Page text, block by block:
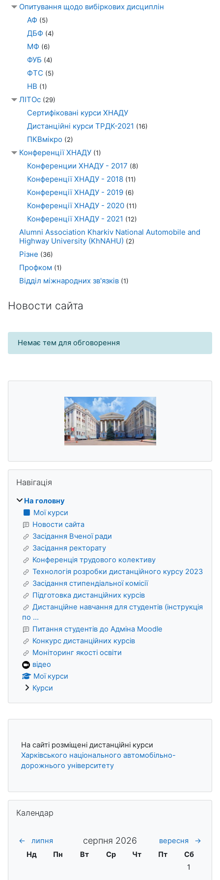
Опитування щодо вибіркових дисциплін
АФ (5)
ДБФ (4)
МФ (6)
ФУБ (4)
ФТС (5)
НВ (1)
ЛІТОс (29)
Сертифіковані курси ХНАДУ
Дистанційні курси ТРДК-2021 (16)
ПКВмікро (2)
Конференції ХНАДУ (1)
Конференции ХНАДУ - 2017 (8)
Конференції ХНАДУ - 2018 (11)
Конференції ХНАДУ - 2019 (6)
Конференції ХНАДУ - 2020 (11)
Конференції ХНАДУ - 2021 (12)
Alumni Association Kharkiv National Automobile and
Highway University (KhNAHU) (2)
Різне (36)
Профком (1)
Відділ міжнародних зв'язків (1)
Новости сайта
Немає тем для обговорення
Блоки
Навігація
На головну
Мої курси
Новости сайта
Засідання Вченої ради
Засідання ректорату
Конференція трудового колективу
Технологія розробки дистанційного курсу 2023
Засідання стипендіальної комісії
Підготовка дистанційних курсів
Дистанційне навчання для студентів (інструкція
по ...
Питання студентів до Адміна Moodle
Конкурс дистанційних курсів
Моніторинг якості освіти
відео
Мої курси
Курси
Блоки
На сайті розміщені дистанційні курси
Харківського національного автомобільно-
дорожнього університету
Календар
← липня серпня 2026 вересня
→
Неділя
Нд Понеділок
Пн Вівторок
Вт Середа
Ср Четвер
Чт П'ятниця
Пт Субота
Сб
Немає
1